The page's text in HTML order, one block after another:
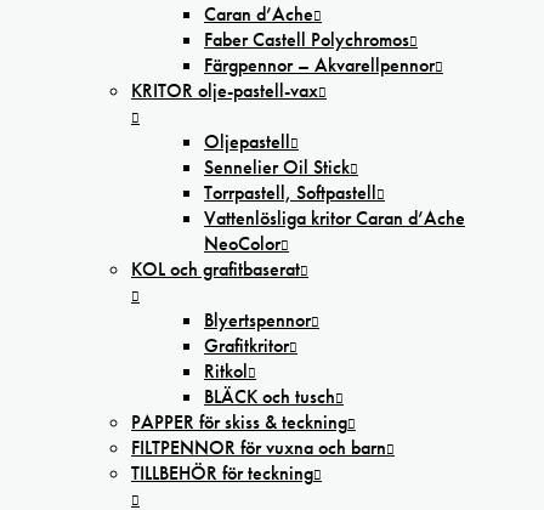
Caran d’Ache
Faber Castell Polychromos
Färgpennor – Akvarellpennor
KRITOR olje-pastell-vax
Oljepastell
Sennelier Oil Stick
Torrpastell, Softpastell
Vattenlösliga kritor Caran d’Ache
NeoColor
KOL och grafitbaserat
Blyertspennor
Grafitkritor
Ritkol
BLÄCK och tusch
PAPPER för skiss & teckning
FILTPENNOR för vuxna och barn
TILLBEHÖR för teckning